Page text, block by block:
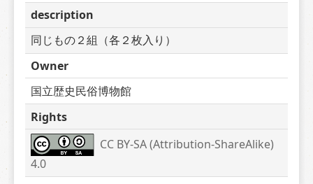
description
同じもの２組（各２枚入り）
Owner
国立歴史民俗博物館
Rights
CC BY-SA (Attribution-ShareAlike)
4.0